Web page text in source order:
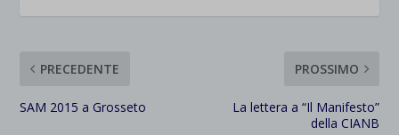
PRECEDENTE
SAM 2015 a Grosseto
PROSSIMO
La lettera a “Il Manifesto”
della CIANB